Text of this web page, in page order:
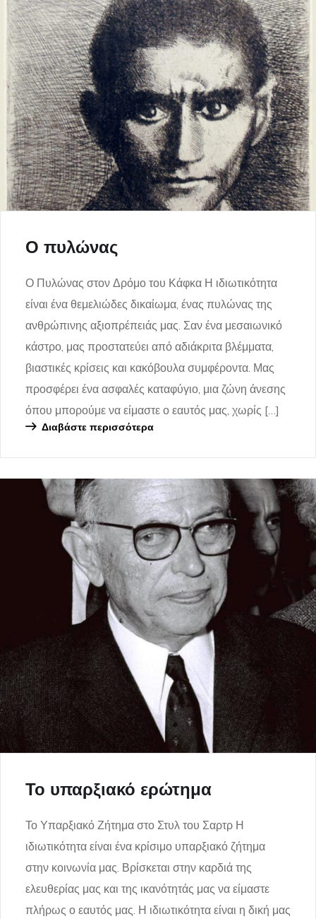
Ο πυλώνας
Ο Πυλώνας στον Δρόμο του Κάφκα Η ιδιωτικότητα
είναι ένα θεμελιώδες δικαίωμα, ένας πυλώνας της
ανθρώπινης αξιοπρέπειάς μας. Σαν ένα μεσαιωνικό
κάστρο, μας προστατεύει από αδιάκριτα βλέμματα,
βιαστικές κρίσεις και κακόβουλα συμφέροντα. Μας
προσφέρει ένα ασφαλές καταφύγιο, μια ζώνη άνεσης
όπου μπορούμε να είμαστε ο εαυτός μας, χωρίς […]
Διαβάστε περισσότερα
Το υπαρξιακό ερώτημα
Το Υπαρξιακό Ζήτημα στο Στυλ του Σαρτρ Η
ιδιωτικότητα είναι ένα κρίσιμο υπαρξιακό ζήτημα
στην κοινωνία μας. Βρίσκεται στην καρδιά της
ελευθερίας μας και της ικανότητάς μας να είμαστε
πλήρως ο εαυτός μας. Η ιδιωτικότητα είναι η δική μας